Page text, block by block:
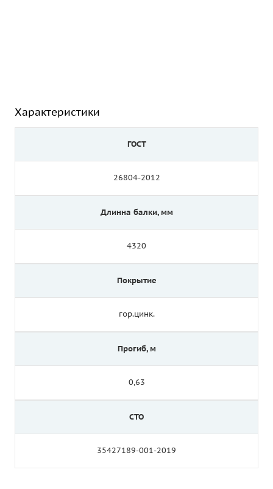
Характеристики
ГОСТ
26804-2012
Длинна балки, мм
4320
Покрытие
гор.цинк.
Прогиб, м
0,63
СТО
35427189-001-2019